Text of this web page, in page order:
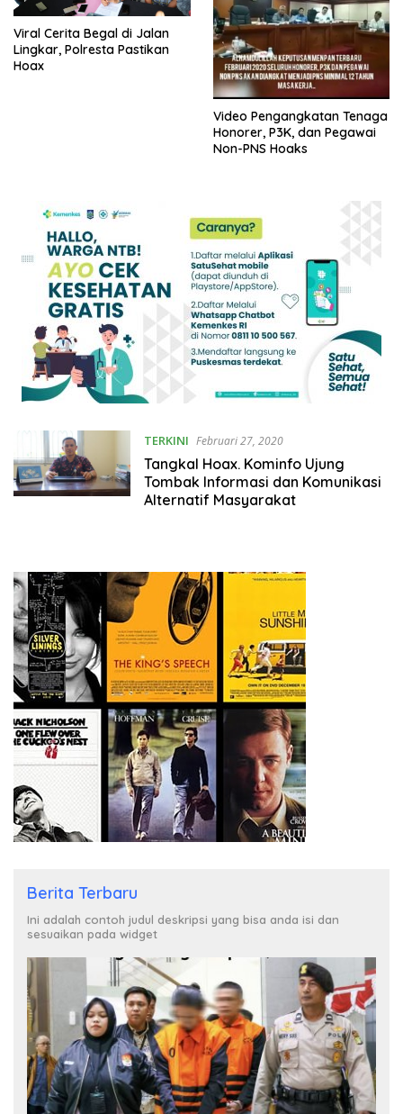
Viral Cerita Begal di Jalan
Lingkar, Polresta Pastikan
Hoax
Video Pengangkatan Tenaga
Honorer, P3K, dan Pegawai
Non-PNS Hoaks
TERKINI Februari 27, 2020
Tangkal Hoax. Kominfo Ujung
Tombak Informasi dan Komunikasi
Alternatif Masyarakat
Berita Terbaru
Ini adalah contoh judul deskripsi yang bisa anda isi dan
sesuaikan pada widget